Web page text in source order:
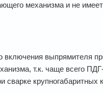
механизма и не имеет
выпрямителя
т.к. чаще всего
крупногабаритных